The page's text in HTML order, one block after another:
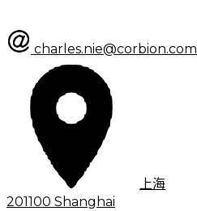
charles.nie@corbion.com
上海
201100 Shanghai